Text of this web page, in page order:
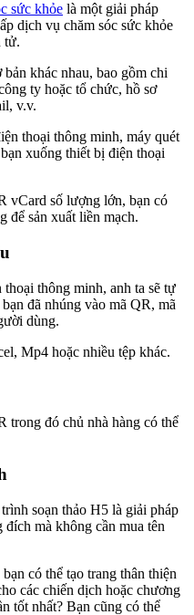
sức khỏe là một giải pháp
dịch vụ chăm sóc sức khỏe
tử.
khác nhau, bao gồm chi
ty hoặc tổ chức, hồ sơ
v.v.
thoại thông minh, máy quét
xuống thiết bị điện thoại
vCard số lượng lớn, bạn có
để sản xuất liền mạch.
thông minh, anh ta sẽ tự
đã nhúng vào mã QR, mã
dùng.
Mp4 hoặc nhiều tệp khác.
trong đó chủ nhà hàng có thể
soạn thảo H5 là giải pháp
mà không cần mua tên
có thể tạo trang thân thiện
các chiến dịch hoặc chương
tốt nhất? Bạn cũng có thể